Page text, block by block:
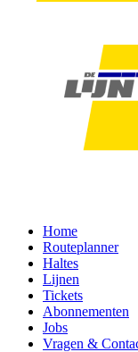
Home
Routeplanner
Haltes
Lijnen
Tickets
Abonnementen
Jobs
Vragen &